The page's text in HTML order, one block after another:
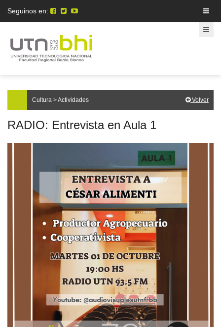
Seguinos en:
Cultura > Actividades Volver
RADIO: Entrevista en Aula 1